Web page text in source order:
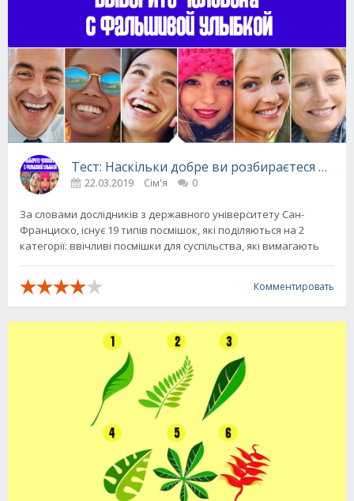
Тест: Наскільки добре ви розбираєтеся в
22.03.2019 Сім'я 0
За словами дослідників з державного університету Сан-
Франциско, існує 19 типів посмішок, які поділяються на 2
категорії: ввічливі посмішки для суспільства, які вимагають
Комментировать